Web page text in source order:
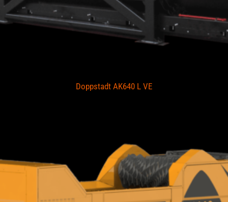
Doppstadt AK640 L VE